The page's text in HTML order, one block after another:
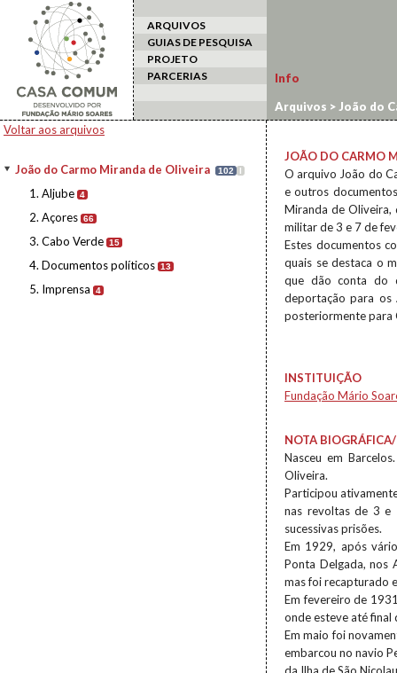
ARQUIVOS
GUIAS DE PESQUISA
PROJETO
PARCERIAS
Voltar aos arquivos
João do Carmo Miranda de Oliveira 102 I
1. Aljube 4
2. Açores 66
3. Cabo Verde 15
4. Documentos políticos 13
5. Imprensa 4
Info
Arquivos > João do
JOÃO DO CARMO
O arquivo João do
e outros
Miranda de Oliveira,
militar de 3 e 7 de
Estes documentos
quais se destaca o
que dão conta do
deportação para os
posteriormente para
INSTITUIÇÃO
Fundação Mário
NOTA
Nasceu em
Oliveira.
Participou
nas revoltas de 3 e
sucessivas prisões.
Em 1929, após
Ponta Delgada, nos
mas foi recapturado
Em fevereiro de
onde esteve até final
Em maio foi
embarcou no navio